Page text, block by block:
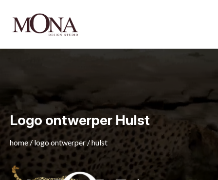
Logo ontwerper Hulst
home/ logo ontwerper /hulst